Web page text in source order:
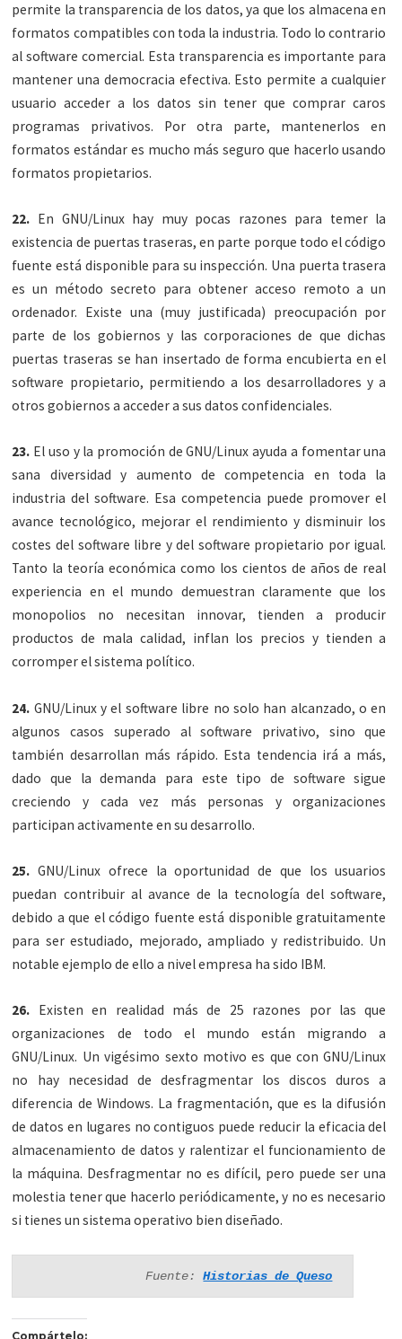
permite la transparencia de los datos, ya que los almacena en
formatos compatibles con toda la industria. Todo lo contrario
al software comercial. Esta transparencia es importante para
mantener una democracia efectiva. Esto permite a cualquier
usuario acceder a los datos sin tener que comprar caros
programas privativos. Por otra parte, mantenerlos en
formatos estándar es mucho más seguro que hacerlo usando
formatos propietarios.
22. En GNU/Linux hay muy pocas razones para temer la
existencia de puertas traseras, en parte porque todo el código
fuente está disponible para su inspección. Una puerta trasera
es un método secreto para obtener acceso remoto a un
ordenador. Existe una (muy justificada) preocupación por
parte de los gobiernos y las corporaciones de que dichas
puertas traseras se han insertado de forma encubierta en el
software propietario, permitiendo a los desarrolladores y a
otros gobiernos a acceder a sus datos confidenciales.
23. El uso y la promoción de GNU/Linux ayuda a fomentar una
sana diversidad y aumento de competencia en toda la
industria del software. Esa competencia puede promover el
avance tecnológico, mejorar el rendimiento y disminuir los
costes del software libre y del software propietario por igual.
Tanto la teoría económica como los cientos de años de real
experiencia en el mundo demuestran claramente que los
monopolios no necesitan innovar, tienden a producir
productos de mala calidad, inflan los precios y tienden a
corromper el sistema político.
24. GNU/Linux y el software libre no solo han alcanzado, o en
algunos casos superado al software privativo, sino que
también desarrollan más rápido. Esta tendencia irá a más,
dado que la demanda para este tipo de software sigue
creciendo y cada vez más personas y organizaciones
participan activamente en su desarrollo.
25. GNU/Linux ofrece la oportunidad de que los usuarios
puedan contribuir al avance de la tecnología del software,
debido a que el código fuente está disponible gratuitamente
para ser estudiado, mejorado, ampliado y redistribuido. Un
notable ejemplo de ello a nivel empresa ha sido IBM.
26. Existen en realidad más de 25 razones por las que
organizaciones de todo el mundo están migrando a
GNU/Linux. Un vigésimo sexto motivo es que con GNU/Linux
no hay necesidad de desfragmentar los discos duros a
diferencia de Windows. La fragmentación, que es la difusión
de datos en lugares no contiguos puede reducir la eficacia del
almacenamiento de datos y ralentizar el funcionamiento de
la máquina. Desfragmentar no es difícil, pero puede ser una
molestia tener que hacerlo periódicamente, y no es necesario
si tienes un sistema operativo bien diseñado.
Fuente: Historias de Queso
Compártelo: